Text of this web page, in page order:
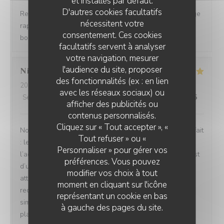
D'autres cookies facultatifs
nécessitent votre
consentement. Ces cookies
facultatifs servent à analyser
votre navigation, mesurer
l'audience du site, proposer
des fonctionnalités (ex : en lien
avec les réseaux sociaux) ou
afficher des publicités ou
contenus personnalisés.
Cliquez sur « Tout accepter », «
Tout refuser » ou «
Personnaliser » pour gérer vos
préférences. Vous pouvez
modifier vos choix à tout
moment en cliquant sur l'icône
représentant un cookie en bas
à gauche des pages du site.
Restaurant tendance Accueil chaleureux Prise en charge
rapide Bon rapport qualité/prix Assiettes copieuses et
bons produits
Nicolas
2026-08-04- 13:30 - Couverts 4
Service
Ambiance : 5/5 Cuisine: 5/5 Qualité / Prix /5
Nous avons passé un excellent moment ! Tout était parfait
: les repas étaient délicieux, le service irréprochable, et
l’accueil d’une chaleur exceptionnelle. Toute l’équipe est
d’une grande gentillesse, avec de nombreuses petites
attentions qui font vraiment la différence. Nous
recommandons cet établissement à 100 % ! C’est tout
simplement topissime. Nous reviendrons avec grand
plaisir !